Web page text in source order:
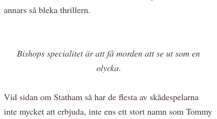
annars så bleka thrillern.
Bishops specialitet är att få morden att se ut som en
olycka.
Vid sidan om Statham så har de flesta av skådespelarna
inte mycket att erbjuda, inte ens ett stort namn som Tommy